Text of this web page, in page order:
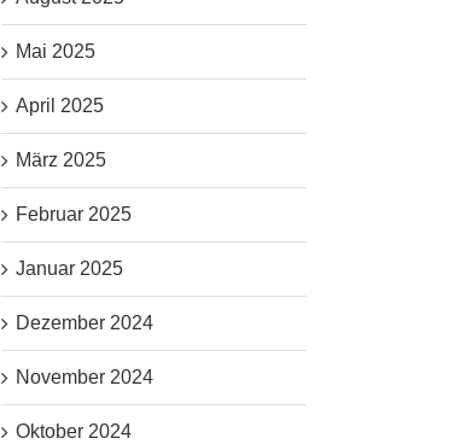
Mai 2025
April 2025
März 2025
Februar 2025
Januar 2025
Dezember 2024
November 2024
Oktober 2024